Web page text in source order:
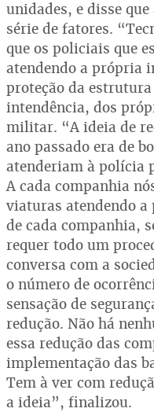
unidades, e disse
série de fatores.
que os policiais que
atendendo a própria
proteção da
intendência, dos
militar. “A ideia de
ano passado era de
atenderiam à polícia
A cada companhia
viaturas atendendo a
de cada companhia,
requer todo um
conversa com a
o número de
sensação de
redução. Não há
essa redução das
implementação das
Tem à ver com
a ideia”, finalizou.